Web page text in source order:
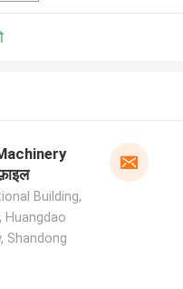
Building,
Huangdao
Shandong